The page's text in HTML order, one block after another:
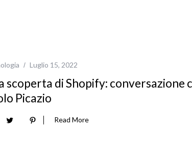
Luglio 15, 2022
scoperta di Shopify: conversazione
Picazio
Read More